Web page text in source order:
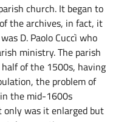
church. It began to
the archives, in fact, it
D. Paolo Cuccì who
ministry. The parish
of the 1500s, having
the problem of
the mid-1600s
only was it enlarged but